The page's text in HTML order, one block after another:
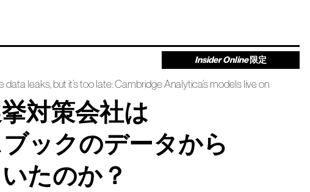
Insider Online 限定
leaks, but it’s too late: Cambridge Analytica’s models live on
対策会社は
ックのデータから
たのか？